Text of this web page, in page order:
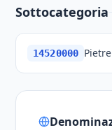
Sottocategoria
14520000